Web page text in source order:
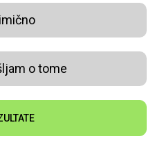
o tome